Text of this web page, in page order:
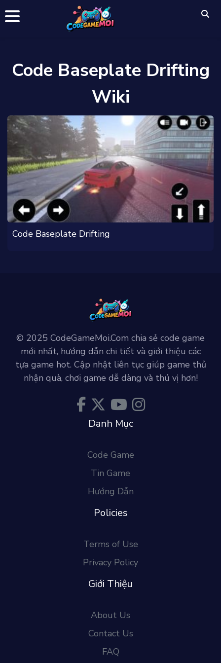
Code Baseplate Drifting
Wiki
Code Baseplate Drifting
© 2025 CodeGameMoi.Com chia sẻ code game
mới nhất, hướng dẫn chi tiết và giới thiệu các
tựa game hot. Cập nhật liên tục giúp game thủ
nhận quà, chơi game dễ dàng và thú vị hơn!
Danh Mục
Code Game
Tin Game
Hướng Dẫn
Policies
Terms of Use
Privacy Policy
Giới Thiệu
About Us
Contact Us
FAQ